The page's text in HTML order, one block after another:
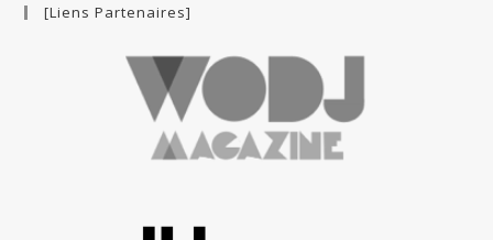
[Liens Partenaires]